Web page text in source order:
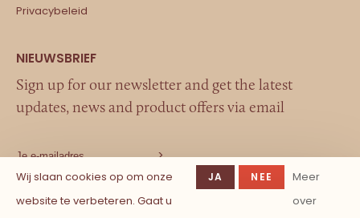
Privacybeleid
Sign up for our newsletter and get the latest
updates, news and product offers via email
Wij slaan cookies op om onze
website te verbeteren. Gaat u
JA NEE
Meer
over